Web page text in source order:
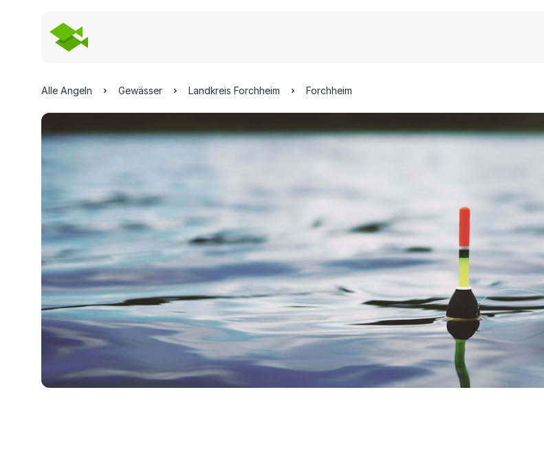
Alle Angeln Gewässer Landkreis Forchheim Forchheim